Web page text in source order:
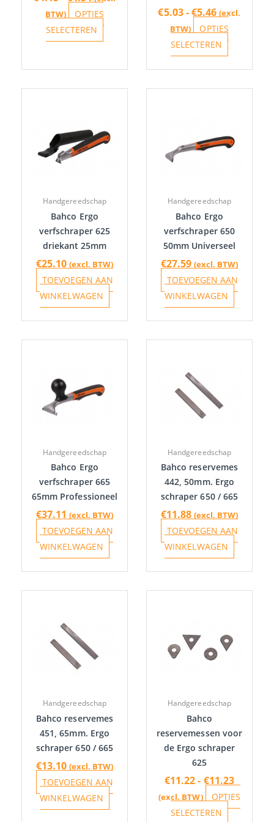
BTW)
OPTIES
SELECTEREN
op
de
€5.03-€5.46 (excl.
BTW)
OPTIES
SELECTEREN
de
Handgereedschap
Bahco Ergo
verfschraper 625
driekant 25mm
€25.10 (excl. BTW)
TOEVOEGEN AAN
WINKELWAGEN
Handgereedschap
Bahco Ergo
verfschraper 650
50mm Universeel
€27.59 (excl. BTW)
TOEVOEGEN AAN
WINKELWAGEN
Handgereedschap
Bahco Ergo
verfschraper 665
65mm Professioneel
€37.11 (excl. BTW)
TOEVOEGEN AAN
WINKELWAGEN
Handgereedschap
Bahco reservemes
442, 50mm. Ergo
schraper 650 / 665
€11.88 (excl. BTW)
TOEVOEGEN AAN
WINKELWAGEN
Handgereedschap
Bahco reservemes
451, 65mm. Ergo
schraper 650 / 665
€13.10 (excl. BTW)
TOEVOEGEN AAN
WINKELWAGEN
Handgereedschap
Bahco
reservemessen voor
de Ergo schraper
625
€11.22 - €11.23
(excl. BTW)
OPTIES
SELECTEREN
meerdere
kan